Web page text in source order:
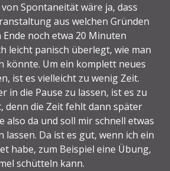
Spontaneität wäre ja, dass
aus welchen Gründen
noch etwa 20 Minuten
leicht panisch überlegt, wie man
könnte. Um ein komplett neues
ist es vielleicht zu wenig Zeit.
in die Pause zu lassen, ist es zu
denn die Zeit fehlt dann später
also da und soll mir schnell etwas
lassen. Da ist es gut, wenn ich ein
habe, zum Beispiel eine Übung,
schütteln kann.